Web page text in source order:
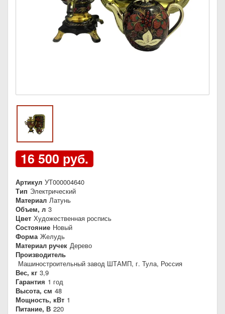
16 500 руб.
Артикул УТ000004640
Тип Электрический
Материал Латунь
Объем, л 3
Цвет Художественная роспись
Состояние Новый
Форма Желудь
Материал ручек Дерево
Производитель
Машиностроительный завод ШТАМП, г. Тула, Россия
Вес, кг 3,9
Гарантия 1 год
Высота, см 48
Мощность, кВт 1
Питание, В 220